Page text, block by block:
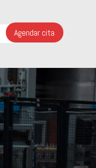
Agendar cita